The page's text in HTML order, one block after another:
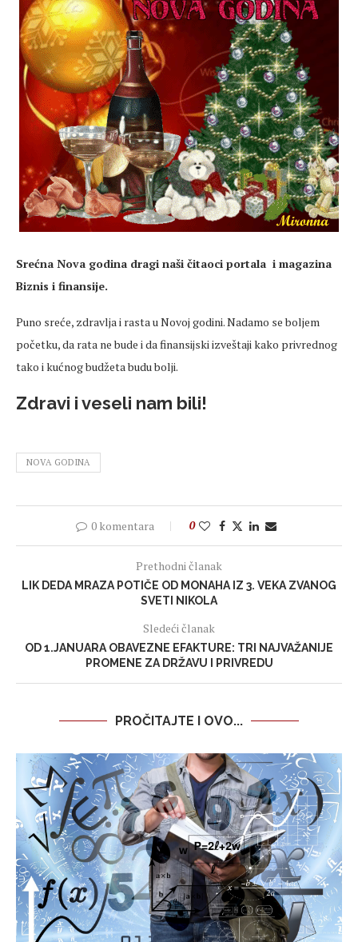
Srećna Nova godina dragi naši čitaoci portala i magazina
Biznis i finansije.
Puno sreće, zdravlja i rasta u Novoj godini. Nadamo se boljem
početku, da rata ne bude i da finansijski izveštaji kako privrednog
tako i kućnog budžeta budu bolji.
Zdravi i veseli nam bili!
NOVA GODINA
0 komentara 0
Prethodni članak
LIK DEDA MRAZA POTIČE OD MONAHA IZ 3. VEKA ZVANOG
SVETI NIKOLA
Sledeći članak
OD 1.JANUARA OBAVEZNE EFAKTURE: TRI NAJVAŽANIJE
PROMENE ZA DRŽAVU I PRIVREDU
PROČITAJTE I OVO...